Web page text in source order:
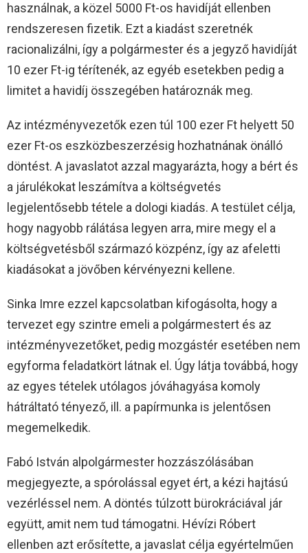
használnak, a közel 5000 Ft-os havidíját ellenben
rendszeresen fizetik. Ezt a kiadást szeretnék
racionalizálni, így a polgármester és a jegyző havidíját
10 ezer Ft-ig térítenék, az egyéb esetekben pedig a
limitet a havidíj összegében határoznák meg.
Az intézményvezetők ezen túl 100 ezer Ft helyett 50
ezer Ft-os eszközbeszerzésig hozhatnának önálló
döntést. A javaslatot azzal magyarázta, hogy a bért és
a járulékokat leszámítva a költségvetés
legjelentősebb tétele a dologi kiadás. A testület célja,
hogy nagyobb rálátása legyen arra, mire megy el a
költségvetésből származó közpénz, így az afeletti
kiadásokat a jövőben kérvényezni kellene.
Sinka Imre ezzel kapcsolatban kifogásolta, hogy a
tervezet egy szintre emeli a polgármestert és az
intézményvezetőket, pedig mozgástér esetében nem
egyforma feladatkört látnak el. Úgy látja továbbá, hogy
az egyes tételek utólagos jóváhagyása komoly
hátráltató tényező, ill. a papírmunka is jelentősen
megemelkedik.
Fabó István alpolgármester hozzászólásában
megjegyezte, a spórolással egyet ért, a kézi hajtású
vezérléssel nem. A döntés túlzott bürokráciával jár
együtt, amit nem tud támogatni. Hévízi Róbert
ellenben azt erősítette, a javaslat célja egyértelműen